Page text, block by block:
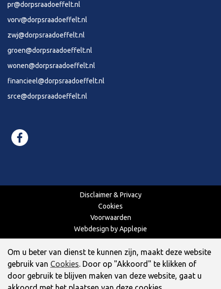
pr@dorpsraadoeffelt.nl
vorv@dorpsraadoeffelt.nl
zwj@dorpsraadoeffelt.nl
groen@dorpsraadoeffelt.nl
wonen@dorpsraadoeffelt.nl
financieel@dorpsraadoeffelt.nl
srce@dorpsraadoeffelt.nl
Disclaimer & Privacy
Cookies
Voorwaarden
Webdesign by Applepie
Om u beter van dienst te kunnen zijn, maakt deze website
gebruik van Cookies. Door op "Akkoord" te klikken of
door gebruik te blijven maken van deze website, gaat u